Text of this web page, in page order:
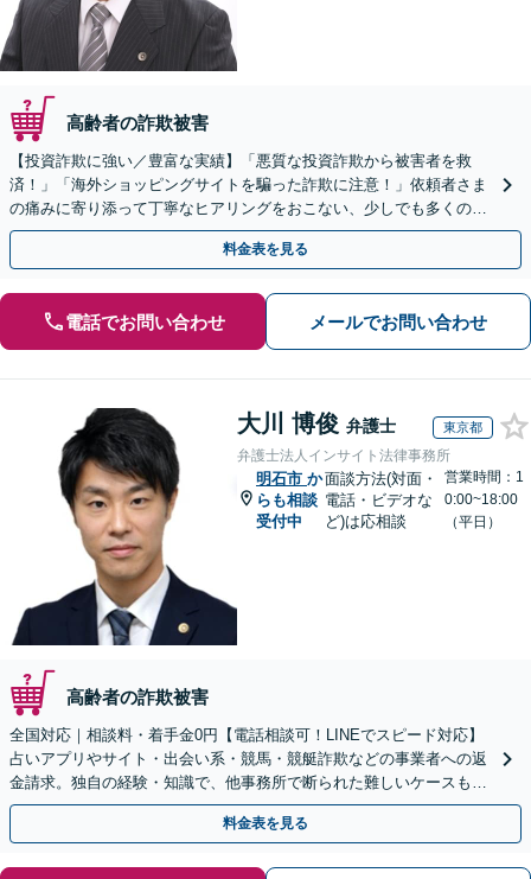
高齢者の詐欺被害
【投資詐欺に強い／豊富な実績】「悪質な投資詐欺から被害者を救
済！」「海外ショッピングサイトを騙った詐欺に注意！」依頼者さま
の痛みに寄り添って丁寧なヒアリングをおこない、少しでも多くの返
金が得られるよう尽力します！
料金表を見る
電話でお問い合わせ メールでお問い合わせ
大川 博俊 弁護士 東京都
弁護士法人インサイト法律事務所
明石市 か
らも相談
受付中
面談方法(対面・
電話・ビデオな
ど)は応相談
営業時間：1
0:00~18:00
（平日）
高齢者の詐欺被害
全国対応｜相談料・着手金0円【電話相談可！LINEでスピード対応】
占いアプリやサイト・出会い系・競馬・競艇詐欺などの事業者への返
金請求。独自の経験・知識で、他事務所で断られた難しいケースも解
決に導いた実績あり。まずはお気軽にご相談ください
料金表を見る